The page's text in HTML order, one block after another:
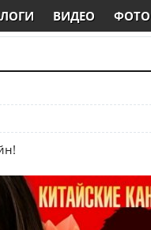
ВИДЕО ФОТО